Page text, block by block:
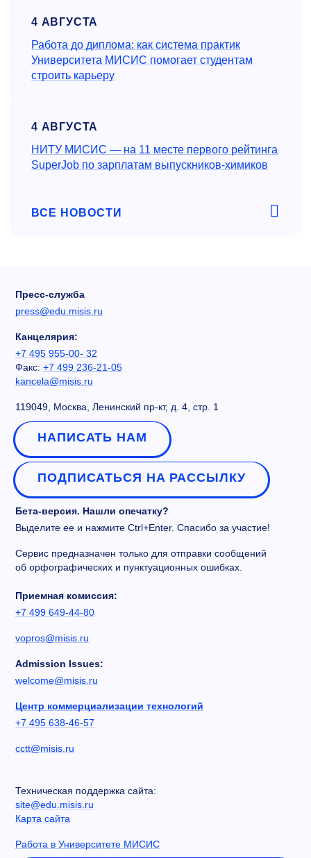
4 АВГУСТА
Работа до диплома: как система практик
Университета МИСИС помогает студентам
строить карьеру
4 АВГУСТА
НИТУ МИСИС — на 11 месте первого рейтинга
SuperJob по зарплатам выпускников-химиков
ВСЕ НОВОСТИ
Пресс-служба
press@edu.misis.ru
Канцелярия:
+7 495 955-00- 32
Факс: +7 499 236-21-05
kancela@misis.ru
119049, Москва, Ленинский пр-кт, д. 4, стр. 1
НАПИСАТЬ НАМ
ПОДПИСАТЬСЯ НА РАССЫЛКУ
Бета-версия. Нашли опечатку?
Выделите ее и нажмите Ctrl+Enter. Спасибо за участие!
Сервис предназначен только для отправки сообщений
об орфографических и пунктуационных ошибках.
Приемная комиссия:
+7 499 649-44-80
vopros@misis.ru
Admission Issues:
welcome@misis.ru
Центр коммерциализации технологий
+7 495 638-46-57
cctt@misis.ru
Техническая поддержка сайта:
site@edu.misis.ru
Карта сайта
Работа в Университете МИСИС